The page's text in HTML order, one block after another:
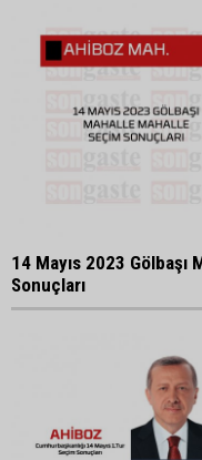
14 Mayıs 2023
Sonuçları